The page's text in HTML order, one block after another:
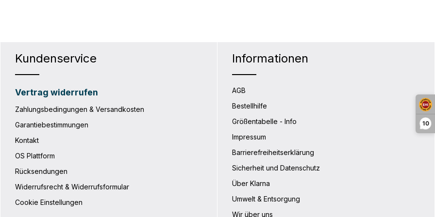
10
Wert ein oder benutze die Schaltflächen um die Anzahl zu erhöhen
Kundenservice
Vertrag widerrufen
Zahlungsbedingungen & Versandkosten
Garantiebestimmungen
Kontakt
OS Plattform
Rücksendungen
Widerrufsrecht & Widerrufsformular
Cookie Einstellungen
Informationen
AGB
Bestellhilfe
Größentabelle - Info
Impressum
Barrierefreiheitserklärung
Sicherheit und Datenschutz
Über Klarna
Umwelt & Entsorgung
Wir über uns